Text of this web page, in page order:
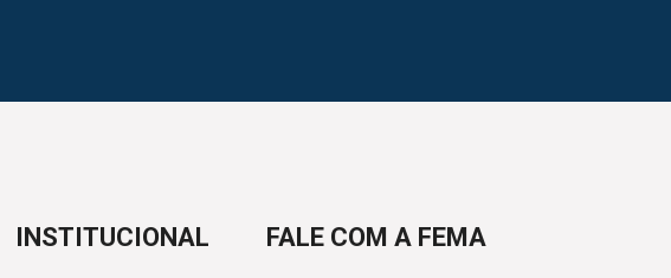
INSTITUCIONAL FALE COM A FEMA